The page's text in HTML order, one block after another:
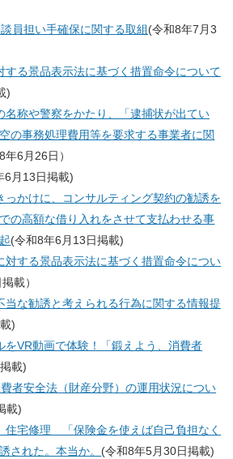
員担い手確保に関する取組(令和8年7月3
する景品表示法に基づく措置命令について
)
名称や警察をかたり、「逮捕状が出てい
の事務処理費用等を要求する事業者に関
年6月26日）
6月13日掲載)
っかけに、コンサルティング契約の勧誘を
の高額な借り入れをさせて支払わせる事
(令和8年6月13日掲載)
対する景品表示法に基づく措置命令につい
載）
当な勧誘と考えられる行為に関する情報提
)
をVR動画で体験！「鍛えよう、消費者
載)
者安全法（財産分野）の運用状況につい
載)
宅修理 「保険金を使えば自己負担なく
された。本当か。 (令和8年5月30日掲載)